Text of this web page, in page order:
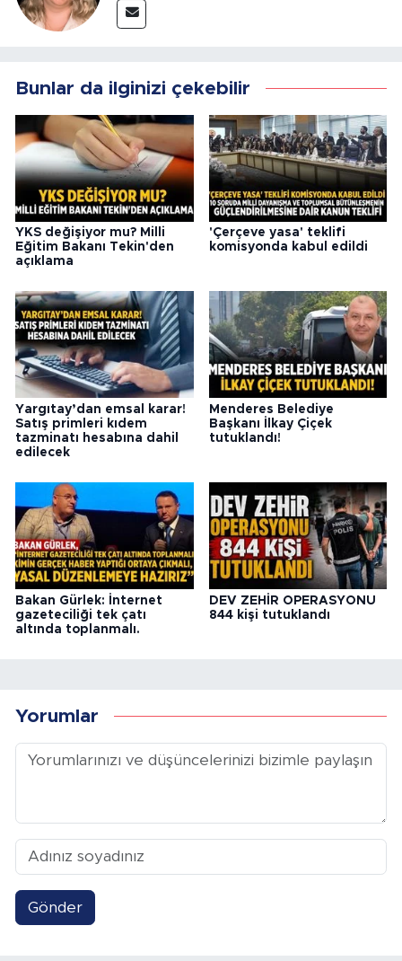
Bunlar da ilginizi çekebilir
YKS değişiyor mu? Milli
Eğitim Bakanı Tekin'den
açıklama
'Çerçeve yasa' teklifi
komisyonda kabul edildi
Yargıtay’dan emsal karar!
Satış primleri kıdem
tazminatı hesabına dahil
edilecek
Menderes Belediye
Başkanı İlkay Çiçek
tutuklandı!
Bakan Gürlek: İnternet
gazeteciliği tek çatı
altında toplanmalı.
DEV ZEHİR OPERASYONU
844 kişi tutuklandı
Yorumlar
Gönder